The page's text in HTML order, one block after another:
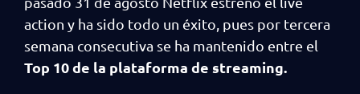
action y ha sido todo un éxito, pues por tercera
semana consecutiva se ha mantenido entre el
Top 10 de la plataforma de streaming.